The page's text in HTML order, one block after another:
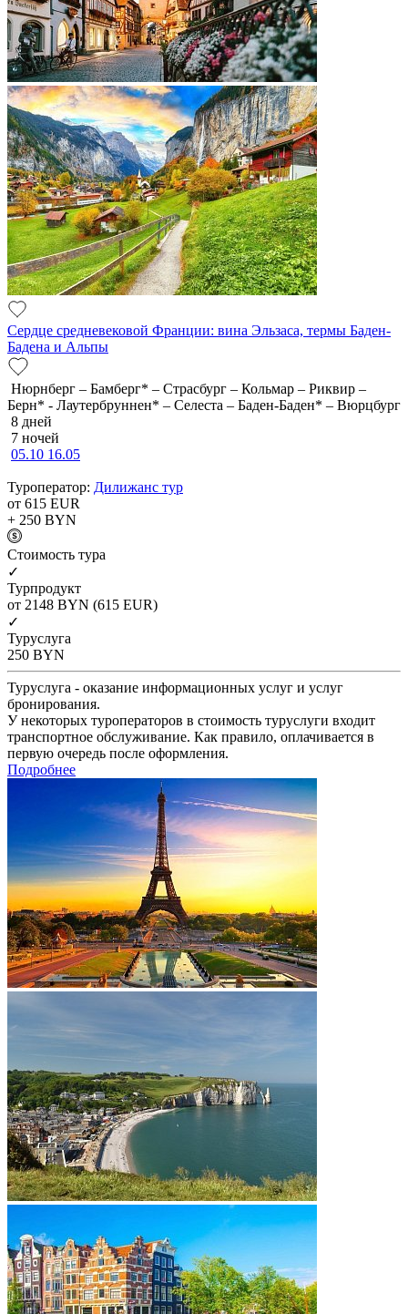
Сердце средневековой Франции: вина Эльзаса, термы Баден-
Бадена и Альпы
Нюрнберг – Бамберг* – Страсбург – Кольмар – Риквир –
Берн* - Лаутербруннен* – Селеста – Баден-Баден* – Вюрцбург
8 дней
7 ночей
05.10 16.05
Туроператор: Дилижанс тур
от 615 EUR
+ 250 BYN
Cтоимость тура
✓
Турпродукт
от 2148 BYN (615 EUR)
✓
Туруслуга
250 BYN
Туруслуга - оказание информационных услуг и услуг
бронирования.
У некоторых туроператоров в стоимость туруслуги входит
транспортное обслуживание. Как правило, оплачивается в
первую очередь после оформления.
Подробнее